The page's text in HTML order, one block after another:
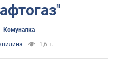
Комуналка
1,6 т.